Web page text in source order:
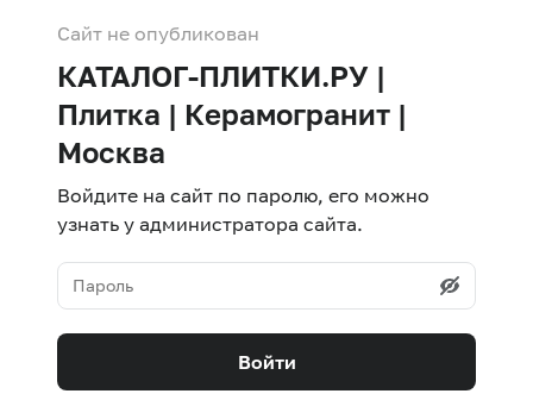
Сайт не опубликован
КАТАЛОГ-ПЛИТКИ.РУ |
Плитка | Керамогранит |
Москва
Войдите на сайт по паролю, его можно
узнать у администратора сайта.
Войти